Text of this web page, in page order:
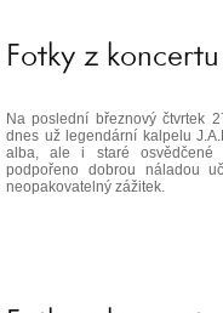
Fotky z
Na poslední březnový čtvrtek
dnes už legendární kalpelu
alba, ale i staré osvědčené
podpořeno dobrou náladou
neopakovatelný zážitek.